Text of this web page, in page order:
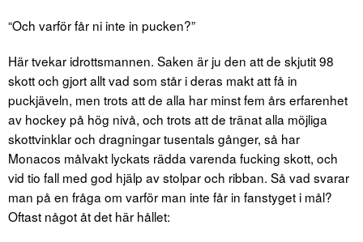
“Och varför får ni inte in pucken?”
Här tvekar idrottsmannen. Saken är ju den att de skjutit 98
skott och gjort allt vad som står i deras makt att få in
puckjäveln, men trots att de alla har minst fem års erfarenhet
av hockey på hög nivå, och trots att de tränat alla möjliga
skottvinklar och dragningar tusentals gånger, så har
Monacos målvakt lyckats rädda varenda fucking skott, och
vid tio fall med god hjälp av stolpar och ribban. Så vad svarar
man på en fråga om varför man inte får in fanstyget i mål?
Oftast något åt det här hållet: